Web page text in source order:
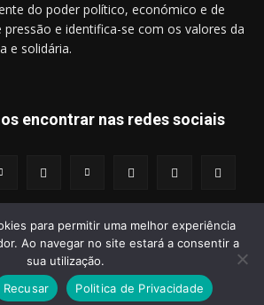
do poder político, económico e de
pressão e identifica-se com os valores da
e solidária.
encontrar nas redes sociais
| Todos os Direitos Reservados.
Política de Privacidade Publicidade
para permitir uma melhor experiência
Ao navegar no site estará a consentir a
sua utilização.
Recusar Politica de Privacidade